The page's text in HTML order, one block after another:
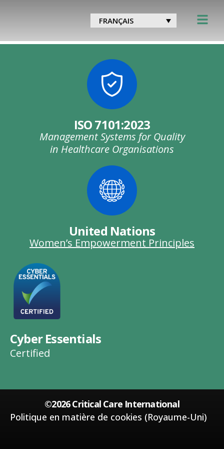
FRANÇAIS
Catégorie :ESG – Soins de
santé communautaires
ISO 7101:2023
Management Systems for Quality
in Healthcare Organisations
United Nations
Women’s Empowerment Principles
Cyber Essentials
Certified
©2026 Critical Care International
Politique en matière de cookies (Royaume-Uni)